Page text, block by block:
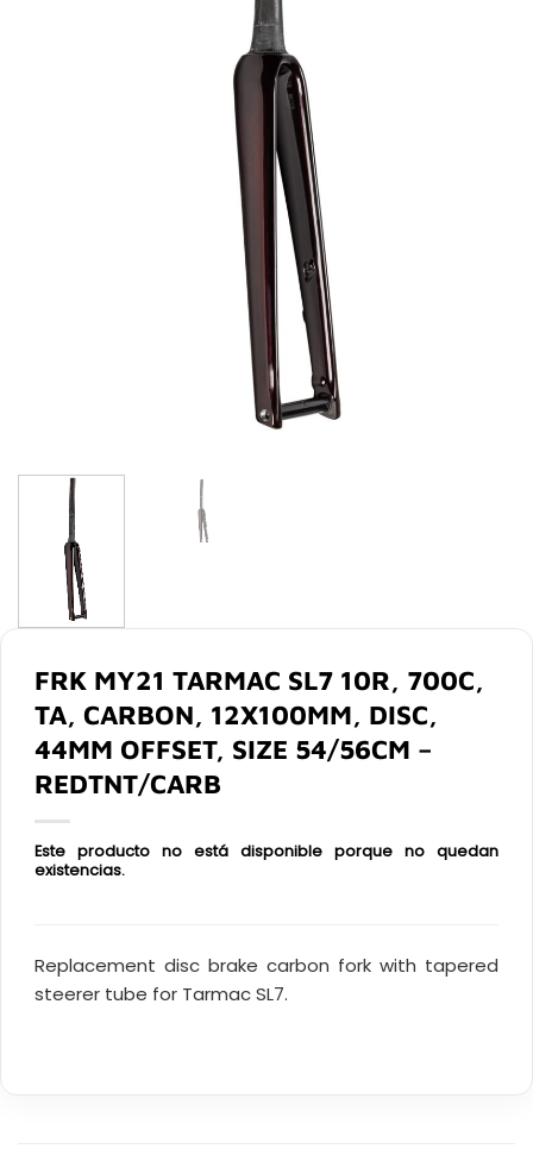
FRK MY21 TARMAC SL7 10R, 700C,
TA, CARBON, 12X100MM, DISC,
44MM OFFSET, SIZE 54/56CM –
REDTNT/CARB
Este producto no está disponible porque no quedan
existencias.
Replacement disc brake carbon fork with tapered
steerer tube for Tarmac SL7.